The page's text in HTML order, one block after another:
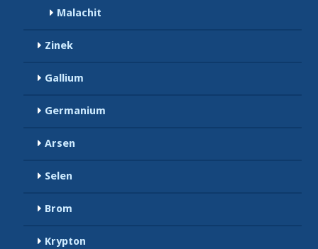
Malachit
Zinek
Gallium
Germanium
Arsen
Selen
Brom
Krypton